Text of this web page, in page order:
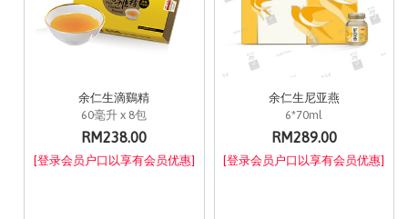
余仁生滴鷄精
60毫升 x 8包
RM238.00
[登录会员户口以享有会员优惠]
余仁生尼亚燕
6*70ml
RM289.00
[登录会员户口以享有会员优惠]